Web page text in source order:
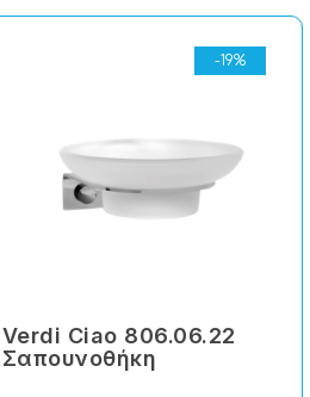
-19%
Verdi Ciao 806.06.22
Σαπουνοθήκη